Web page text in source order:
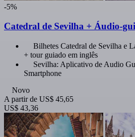
-5%
Catedral de Sevilha + Áudio-
Bilhetes Catedral de Sevilha e
+ tour guiado em inglês
Sevilha: Aplicativo de Audio
Smartphone
Novo
A partir de US$ 45,65
US$ 43,36